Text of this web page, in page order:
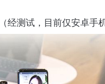
经测试，目前仅安卓手